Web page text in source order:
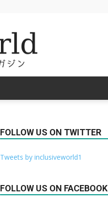
FOLLOW US ON TWITTER
Tweets by inclusiveworld1
FOLLOW US ON FACEBOOK